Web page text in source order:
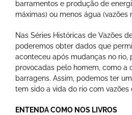
barramentos e produção de
máximas) ou menos água (vazões
Nas Séries Históricas de Vazões
poderemos obter dados que
aconteceu após mudanças no rio,
provocadas pelo homem, como a
barragens. Assim, podemos ter
tem sido a vida do rio com vazões
ENTENDA COMO NOS LIVROS